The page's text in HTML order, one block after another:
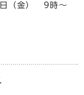
（金） 9時～